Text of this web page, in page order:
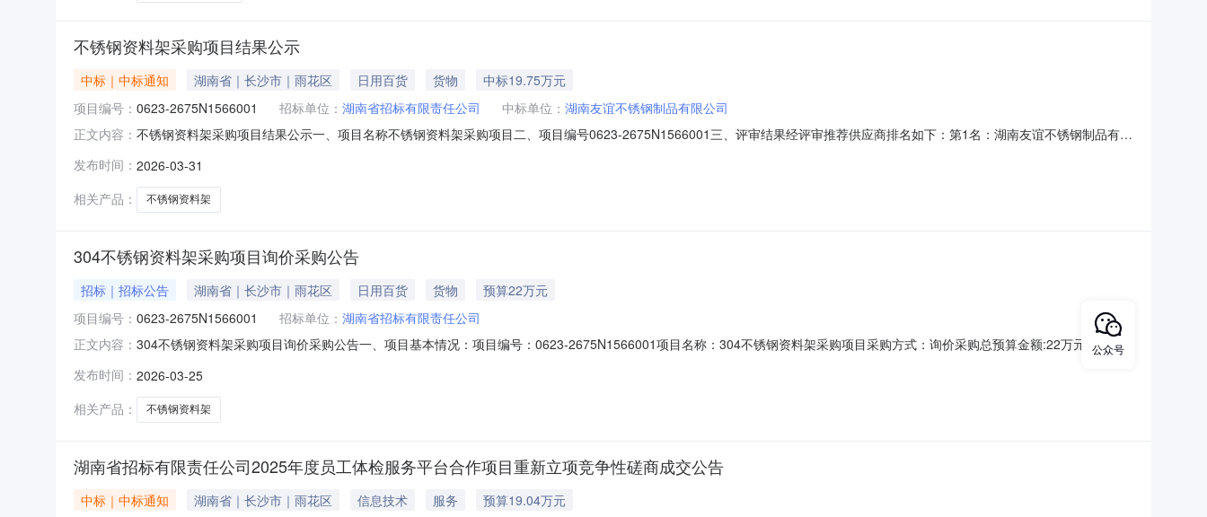
不锈钢资料架采购项目结果公示
中标｜中标通知 湖南省｜长沙市｜雨花区 日用百货 货物
中标19.75万元
项目编号： 0623-2675N1566001 招标单位： 湖南省招标有限责任公司 中标单位： 湖南友谊不锈钢制品有限公司
正文内容： 不锈钢资料架采购项目结果公示一、项目名称不锈钢资料架采购项目二、项目编号0623-2675N1566001三、评审结果经评审推荐供应商排名如下：第1名：湖南友谊不锈钢制品有限
中标（成交）金额：197500.00元五、公示期公示发布之日起3个工作日。六、提出异议如有供应商对上述结果存在异议，可以在公示期内以书面形式提出质疑。我单位将在收到质
疑后7个工作日内，向
发布时间： 2026-03-31
相关产品：
不锈钢资料架
304不锈钢资料架采购项目询价采购公告
招标｜招标公告 湖南省｜长沙市｜雨花区 日用百货 货物
预算22万元
项目编号： 0623-2675N1566001 招标单位： 湖南省招标有限责任公司
正文内容： 304不锈钢资料架采购项目询价采购公告一、项目基本情况：项目编号：0623-2675N1566001项目名称：304不锈钢资料架采购项目采购方式：询价采购总预算金额:22万元（人民
承担民事责任的能力；（2）具有良好的商业信誉和健全的财务会计制度；（3）具有履行合同所必需的设备和专业技术能力；（4）有依法缴纳税收和社会保障资金的良好记录；
（5）参加本次采购活
发布时间： 2026-03-25
相关产品：
不锈钢资料架
湖南省招标有限责任公司2025年度员工体检服务平台合作项目重新立项竞争性磋商成交公告
中标｜中标通知 湖南省｜长沙市｜雨花区 信息技术 服务
预算19.04万元
公众号